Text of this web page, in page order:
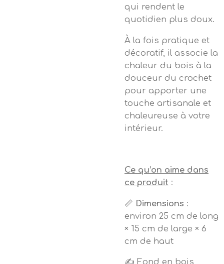
qui rendent le
quotidien plus doux.
À la fois pratique et
décoratif, il associe la
chaleur du bois à la
douceur du crochet
pour apporter une
touche artisanale et
chaleureuse à votre
intérieur.
Ce qu’on aime dans
ce produit :
📏 Dimensions :
environ 25 cm de long
× 15 cm de large × 6
cm de haut
✍️ Fond en bois